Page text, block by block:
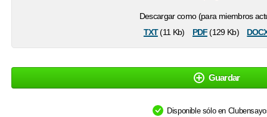
Descargar como (para miembros
txt(11 Kb) pdf(129 Kb)
Guardar
Disponible sólo en